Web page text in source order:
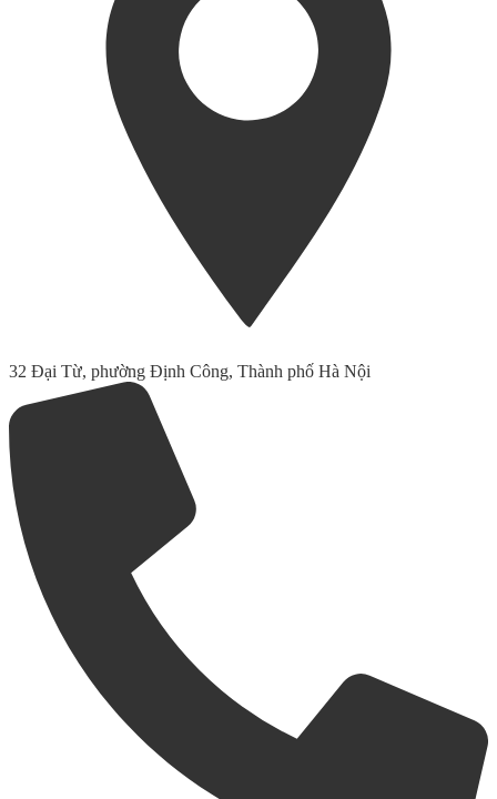
32 Đại Từ, phường Định Công, Thành phố Hà Nội